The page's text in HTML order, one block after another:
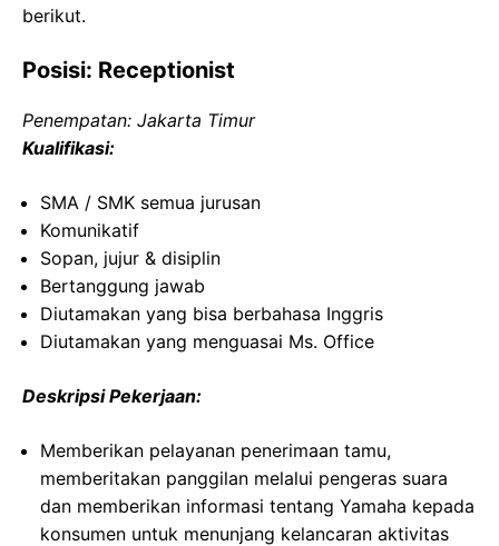
berikut.
Posisi: Receptionist
Penempatan: Jakarta Timur
Kualifikasi:
SMA / SMK semua jurusan
Komunikatif
Sopan, jujur & disiplin
Bertanggung jawab
Diutamakan yang bisa berbahasa Inggris
Diutamakan yang menguasai Ms. Office
Deskripsi Pekerjaan:
Memberikan pelayanan penerimaan tamu,
memberitakan panggilan melalui pengeras suara
dan memberikan informasi tentang Yamaha kepada
konsumen untuk menunjang kelancaran aktivitas